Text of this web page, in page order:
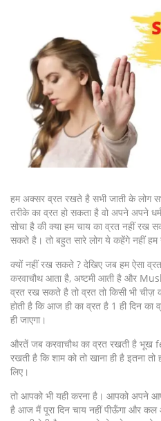
हम अक्सर व्रत रखते है सभी जाती के लोग
तरीके का व्रत हो सकता है वो अपने अपने
सोचा है की क्या हम चाय का व्रत नहीं रख
सकते है। तो बहुत सारे लोग ये कहेंगे नहीं
क्यों नहीं रख सकते ? देखिए जब हम ऐसा
करवाचौथ आता है, अष्टमी आती है और
व्रत रख सकते है तो व्रत तो किसी भी
होती है कि आज ही का व्रत है 1 ही दिन का
ही जाएगा।
औरतें जब करवाचौथ का व्रत रखती है भूख
रखती है कि शाम को तो खाना ही है इतना
लिए।
तो आपको भी यही करना है। आपको अपने
है आज मैं पूरा दिन चाय नहीं पीऊँगा और